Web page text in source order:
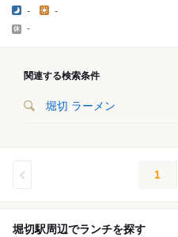
- -
-
関連する検索条件
堀切 ラーメン
1
堀切駅周辺でランチを探す